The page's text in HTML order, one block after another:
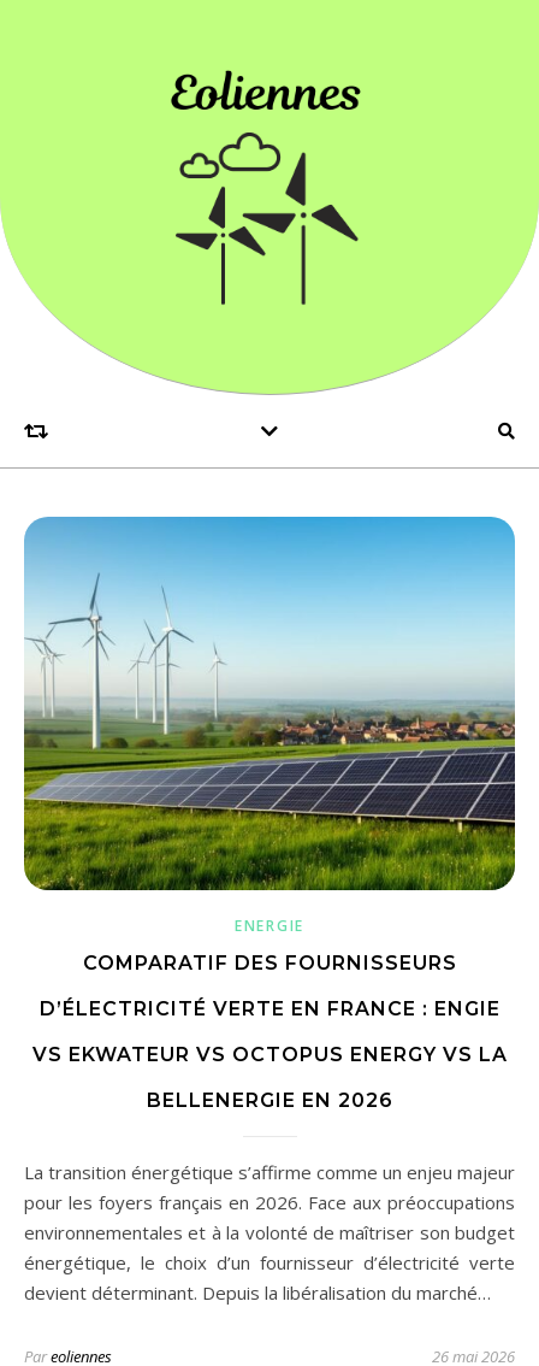
ENERGIE
COMPARATIF DES FOURNISSEURS
D’ÉLECTRICITÉ VERTE EN FRANCE : ENGIE
VS EKWATEUR VS OCTOPUS ENERGY VS LA
BELLENERGIE EN 2026
La transition énergétique s’affirme comme un enjeu majeur
pour les foyers français en 2026. Face aux préoccupations
environnementales et à la volonté de maîtriser son budget
énergétique, le choix d’un fournisseur d’électricité verte
devient déterminant. Depuis la libéralisation du marché…
Pareoliennes 26 mai 2026